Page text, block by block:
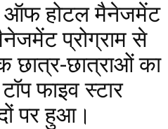
ऑफ होटल मैनेजमेंट
प्रोग्राम से
छात्र-छात्राओं का
फाइव स्टार
पर हुआ।